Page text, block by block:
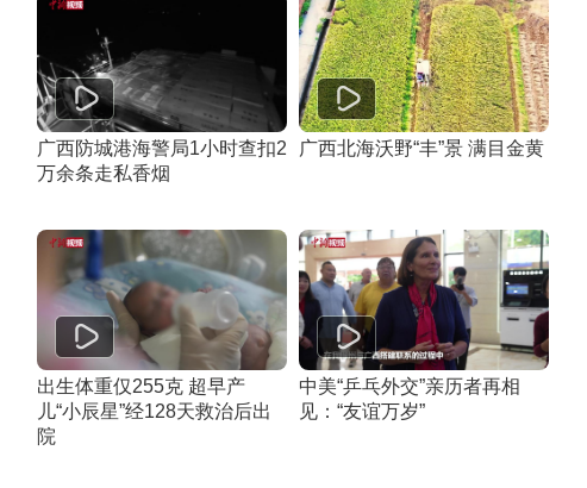
广西防城港海警局1小时查扣2
万余条走私香烟
广西北海沃野“丰”景 满目金黄
出生体重仅255克 超早产
儿“小辰星”经128天救治后出
院
中美“乒乓外交”亲历者再相
见：“友谊万岁”